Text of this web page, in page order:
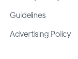
Guidelines
Advertising Policy